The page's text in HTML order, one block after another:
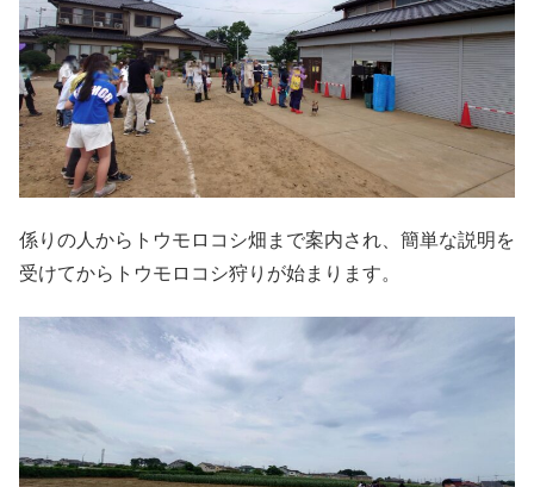
係りの人からトウモロコシ畑まで案内され、簡単な説明を
受けてからトウモロコシ狩りが始まります。